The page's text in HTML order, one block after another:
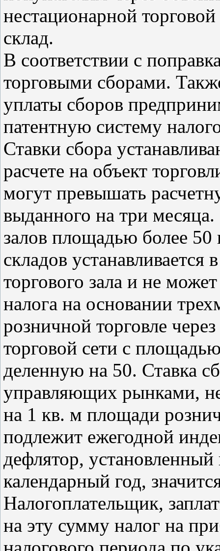
нестационарной
склад.
В соответствии с
торговыми сборами.
уплаты сборов
патентную систему
Ставки сбора
расчете на объект
могут превышать
выданного на три
залов площадью более 50
складов
торгового зала и не
налога на основании
розничной торговле
торговой сети с
деленную на 50. Ставка
управляющих рынками,
на 1 кв. м площади
подлежит ежегодной
дефлятор,
календарный год,
Налогоплательщик,
на эту сумму налог на